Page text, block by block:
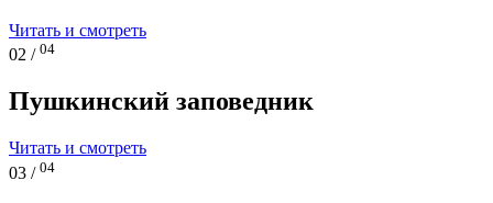
Читать и смотреть
02 / 04
Пушкинский заповедник
Читать и смотреть
03 / 04